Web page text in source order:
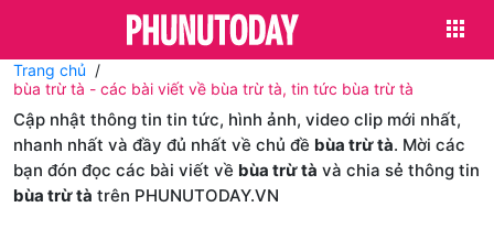
Trang chủ
bùa trừ tà - các bài viết về bùa trừ tà, tin tức bùa trừ tà
Cập nhật thông tin tin tức, hình ảnh, video clip mới nhất,
nhanh nhất và đầy đủ nhất về chủ đề bùa trừ tà. Mời các
bạn đón đọc các bài viết về bùa trừ tà và chia sẻ thông tin
bùa trừ tà trên PHUNUTODAY.VN